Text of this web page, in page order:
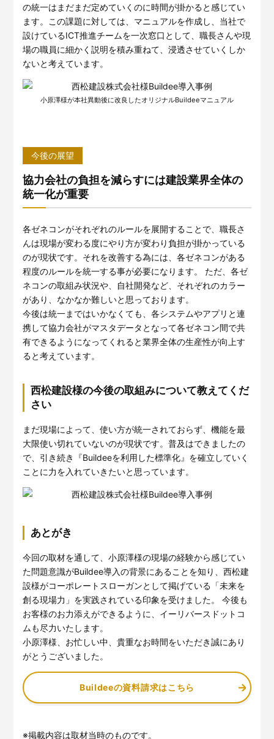
の統一はまだまだ定めていくのに時間が掛かると感じてい
ます。この課題に対しては、マニュアルを作成し、当社で
設けているICT推進チームを一次窓口として、職長さんや現
場の職員に細かく説明を積み重ねて、浸透させていくしか
ないと考えています。
小原澤様が本社異動後に改良したオリジナルBuildeeマニュアル
今後の展望
協力会社の負担を減らすには建設業界全体の
統一化が重要
各ゼネコンがそれぞれのルールを展開することで、職長さ
んは現場が変わる度にやり方が変わり負担が掛かっている
のが現状です。それを改善する為には、各ゼネコンがある
程度のルールを統一する事が必要になります。 ただ、各ゼ
ネコンの取組み状況や、自社開発など、それぞれのカラー
があり、なかなか難しいと思っております。
今後は統一まではいかなくても、各システムやアプリと連
携して協力会社がマスタデータとなって各ゼネコン間で共
有できるようになってくれると業界全体の生産性が向上す
ると考えています。
西松建設様の今後の取組みについて教えてくだ
さい
まだ現場によって、使い方が統一されておらず、機能を最
大限使い切れていないのが現状です。普及はできましたの
で、引き続き『Buildeeを利用した標準化』を確立していく
ことに力を入れていきたいと思っています。
あとがき
今回の取材を通して、小原澤様の現場の経験から感じてい
た問題意識がBuildee導入の背景にあることを知り、西松建
設様がコーポレートスローガンとして掲げている「未来を
創る現場力」を実践されている印象を受けました。 今後も
お客様のお力添えができるように、イーリバースドットコ
ムも尽力いたします。
小原澤様、お忙しい中、貴重なお時間をいただき誠にあり
がとうございました。
Buildeeの資料請求はこちら
※掲載内容は取材当時のものです。